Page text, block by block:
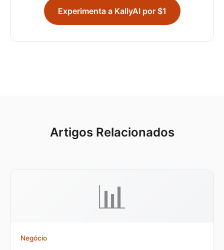
Experimenta a KallyAI por $1
Artigos Relacionados
📊
Negócio